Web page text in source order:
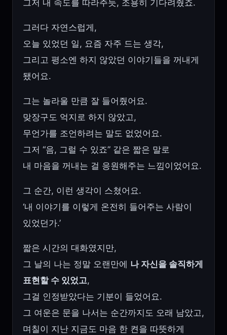
그저 내 속도를 따라주듯, 조용히 기다려줬죠.
그러다 자연스럽게,
오늘 있었던 일, 요즘 자주 드는 생각,
그리고 평소엔 하지 않았던 이야기들을 꺼내게
됐어요.
그는 놀라울 만큼 잘 들어줬어요.
맞장구도 억지로 하지 않았고,
무언가를 조언하려는 말도 없었어요.
그저 “음, 그럴 수 있죠” 같은 짧은 말로
내 마음을 꺼내는 걸 응원해주는 느낌이었어요.
그 순간, 이런 생각이 스쳤어요.
‘내 이야기를 이렇게 온전히 들어주는 사람이
있었던가.’
짧은 시간의 대화였지만,
그 날의 나는 정말 오랜만에 나 자신을 솔직하게
표현할 수 있었고,
그걸 인정받았다는 기분이 들었어요.
그 여운은 문을 나서는 순간까지도 오래 남았고,
며칠이 지난 지금도 마음 한 켠을 따뜻하게